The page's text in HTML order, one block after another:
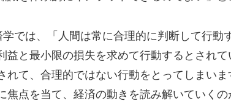
では、「人間は常に合理的に判断して行動
益と最小限の損失を求めて行動するとされ
れて、合理的ではない行動をとってしまい
焦点を当て、経済の動きを読み解いていくの